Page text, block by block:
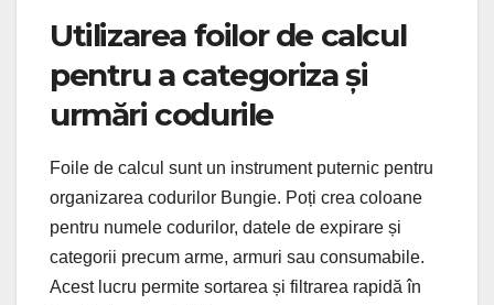
Utilizarea foilor de calcul
pentru a categoriza și
urmări codurile
Foile de calcul sunt un instrument puternic pentru
organizarea codurilor Bungie. Poți crea coloane
pentru numele codurilor, datele de expirare și
categorii precum arme, armuri sau consumabile.
Acest lucru permite sortarea și filtrarea rapidă în